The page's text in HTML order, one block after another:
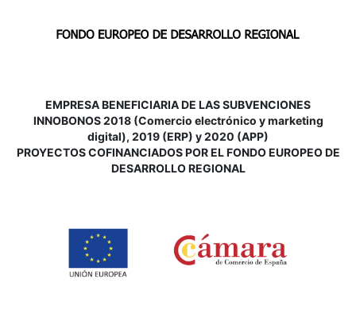
EMPRESA BENEFICIARIA DE LAS SUBVENCIONES
INNOBONOS 2018 (Comercio electrónico y marketing
digital), 2019 (ERP) y 2020 (APP)
PROYECTOS COFINANCIADOS POR EL FONDO EUROPEO DE
DESARROLLO REGIONAL